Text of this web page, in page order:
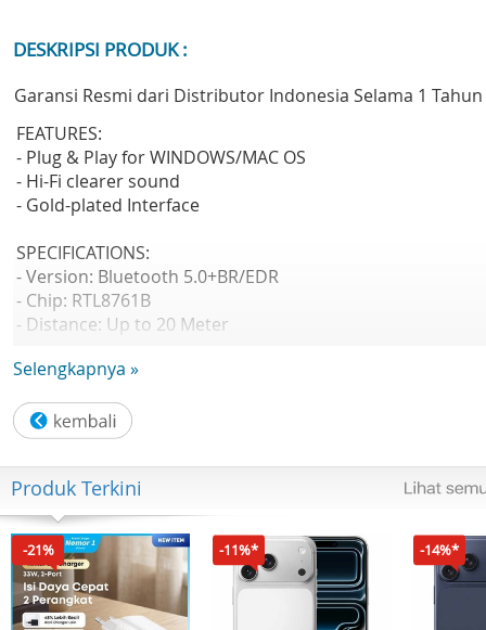
DESKRIPSI PRODUK :
Garansi Resmi dari Distributor Indonesia Selama 1 Tahun
FEATURES:
- Plug & Play for WINDOWS/MAC OS
- Hi-Fi clearer sound
- Gold-plated Interface
SPECIFICATIONS:
- Version: Bluetooth 5.0+BR/EDR
- Chip: RTL8761B
- Distance: Up to 20 Meter
- Interface: Gold-plated
Selengkapnya »
Produk Terkini
-21% -11%* -14%*